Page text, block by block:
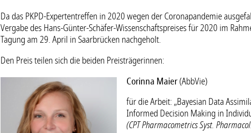
Da das PKPD-Expertentreffen in 2020 wegen der Coronapandemie
Vergabe des Hans-Günter-Schäfer-Wissenschaftspreises für 2020 im
Tagung am 29. April in Saarbrücken nachgeholt.
Den Preis teilen sich die beiden Preisträgerinnen:
Corinna Maier(AbbVie)
für die Arbeit: „Bayesian Data
Informed Decision Making in
(CPT Pharmacometrics Syst.